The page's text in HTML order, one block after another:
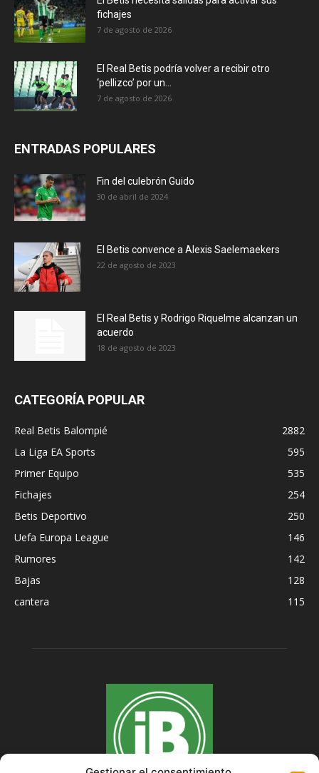
fichajes
7 de agosto de 2026
El Real Betis podría volver a recibir otro
‘pellizco’ por un...
7 de agosto de 2026
ENTRADAS POPULARES
Fin del culebrón Guido
30 de abril de 2024
El Betis convence a Alexis Saelemaekers
22 de agosto de 2023
El Real Betis y Rodrigo Riquelme alcanzan un
acuerdo
18 de agosto de 2023
CATEGORÍA POPULAR
Real Betis Balompié
2882
La Liga EA Sports
595
Primer Equipo
535
Fichajes
254
Betis Deportivo
250
Uefa Europa League
146
Rumores
142
Bajas
128
cantera
115